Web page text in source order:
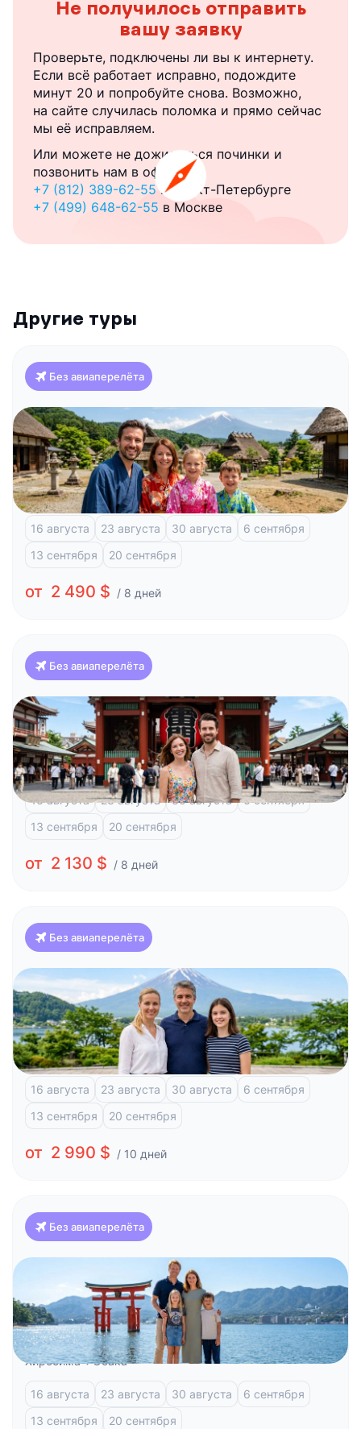
Не получилось отправить
вашу заявку
Проверьте, подключены ли вы к интернету.
Если всё работает исправно, подождите
минут 20 и попробуйте снова. Возможно,
на сайте случилась поломка и прямо сейчас
мы её исправляем.
Или можете не дожидаться починки и
позвонить нам в офис:
+7 (812) 389-62-55в Санкт-Петербурге
+7 (499) 648-62-55 в Москве
Другие туры
Без авиаперелёта
Япония
Классика Японии и отдых на побережье (Токио-
Токио)
Токио Фудзи-Кавагучико Атами Киото
16 августа 23 августа 30 августа
6 сентября
13 сентября
20 сентября
от 2 490 $ / 8 дней
Без авиаперелёта
Япония
Токио, 8 дней и отдых на побережье
Токио Фудзи-Кавагучико Атами
16 августа 23 августа 30 августа
6 сентября
13 сентября
20 сентября
от 2 130 $ / 8 дней
Без авиаперелёта
Япония
Красоты Японии и отдых на побережье (Токио-
Токио)
Токио Фудзи-Кавагучико Атами Киото Хиросима
16 августа 23 августа 30 августа
6 сентября
13 сентября
20 сентября
от 2 990 $ / 10 дней
Без авиаперелёта
Япония
Красоты Японии и отдых на побережье (Токио-
Осака)
Токио Фудзи-Кавагучико Атами
Киото
Хиросима
Осака
16 августа 23 августа 30 августа
6 сентября
13 сентября
20 сентября